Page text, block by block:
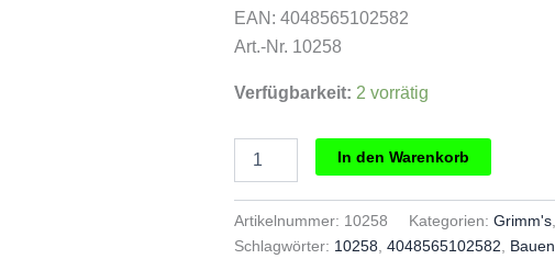
EAN: 4048565102582
Art.-Nr. 10258
Verfügbarkeit: 2 vorrätig
Stapelstein
Cool
In den Warenkorb
Artikelnummer: 10258 Kategorien: Grimm's
Schlagwörter: 10258 4048565102582 Bauen